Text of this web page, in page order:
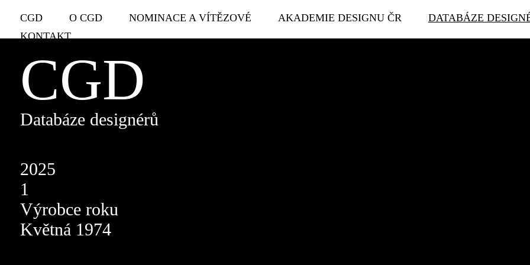
CGD O CGD NOMINACE A VÍTĚZOVÉ AKADEMIE DESIGNU ČR DATABÁZE
KONTAKT
CGD
Databáze designérů
2025
1
Výrobce roku
Květná 1974